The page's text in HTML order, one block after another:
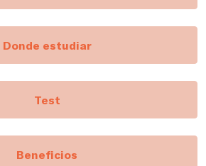
Donde estudiar
Test
Beneficios